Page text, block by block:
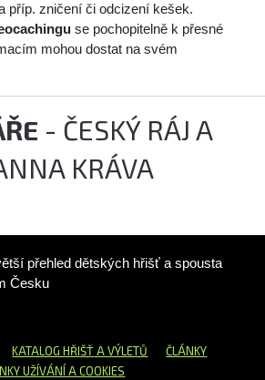
příp. zničení či odcizení kešek.
se pochopitelně k přesné
mohou dostat na svém
- ČESKÝ RÁJ A
KRÁVA
přehled dětských hřišť a spousta
Česku
KATALOG HŘIŠŤA VÝLETŮ
ČLÁNKY
UŽÍVÁNÍ A COOKIES